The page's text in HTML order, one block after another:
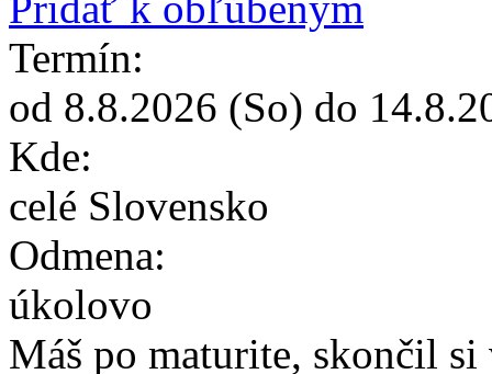
Termín:
od 8.8.2026 (So) do
Kde:
celé Slovensko
Odmena:
úkolovo
Máš po maturite, skončil si